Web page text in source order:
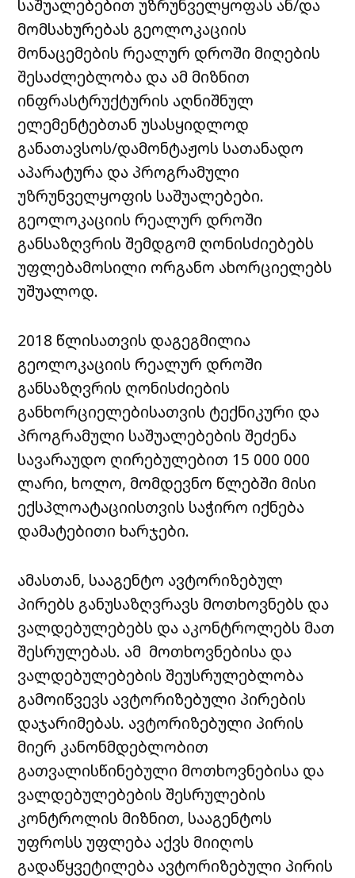
საშუალებებით უზრუნველყოფას ან/და
მომსახურებას გეოლოკაციის
მონაცემების რეალურ დროში მიღების
შესაძლებლობა და ამ მიზნით
ინფრასტრუქტურის აღნიშნულ
ელემენტებთან უსასყიდლოდ
განათავსოს/დამონტაჟოს სათანადო
აპარატურა და პროგრამული
უზრუნველყოფის საშუალებები.
გეოლოკაციის რეალურ დროში
განსაზღვრის შემდგომ ღონისძიებებს
უფლებამოსილი ორგანო ახორციელებს
უშუალოდ.
2018 წლისათვის დაგეგმილია
გეოლოკაციის რეალურ დროში
განსაზღვრის ღონისძიების
განხორციელებისათვის ტექნიკური და
პროგრამული საშუალებების შეძენა
სავარაუდო ღირებულებით 15 000 000
ლარი, ხოლო, მომდევნო წლებში მისი
ექსპლოატაციისთვის საჭირო იქნება
დამატებითი ხარჯები.
ამასთან, სააგენტო ავტორიზებულ
პირებს განუსაზღვრავს მოთხოვნებს და
ვალდებულებებს და აკონტროლებს მათ
შესრულებას. ამ მოთხოვნებისა და
ვალდებულებების შეუსრულებლობა
გამოიწვევს ავტორიზებული პირების
დაჯარიმებას. ავტორიზებული პირის
მიერ კანონმდებლობით
გათვალისწინებული მოთხოვნებისა და
ვალდებულებების შესრულების
კონტროლის მიზნით, სააგენტოს
უფროსს უფლება აქვს მიიღოს
გადაწყვეტილება ავტორიზებული პირის